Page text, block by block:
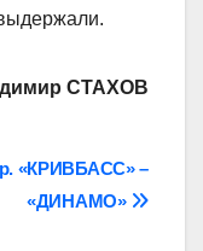
СТАХОВ
«КРИВБАСС» –
«ДИНАМО»